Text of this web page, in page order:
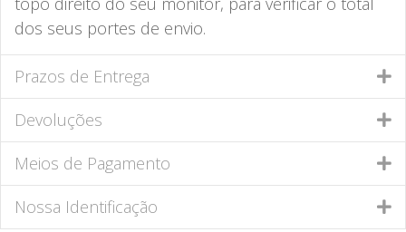
dos seus portes de envio.
Prazos de Entrega
Devoluções
Meios de Pagamento
Nossa Identificação